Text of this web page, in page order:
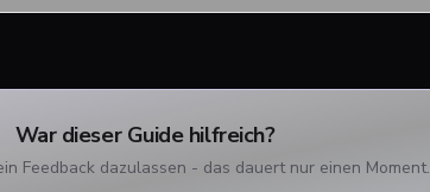
War dieser Guide hilfreich?
Feedback dazulassen - das dauert nur einen Moment.